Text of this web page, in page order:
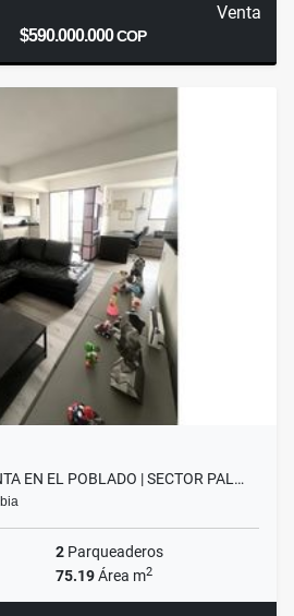
Venta
$590.000.000COP
EN EL POBLADO | SECTOR PAL…
2 Parqueaderos
75.19Área m2